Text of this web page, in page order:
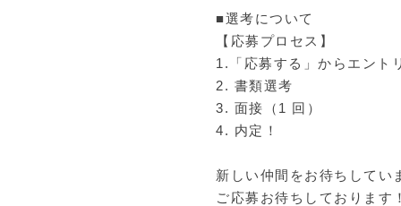
■選考について
【応募プロセス】
1.「応募する」からエント
2. 書類選考
3. 面接（1 回）
4. 内定！
新しい仲間をお待ちしてい
ご応募お待ちしておりま